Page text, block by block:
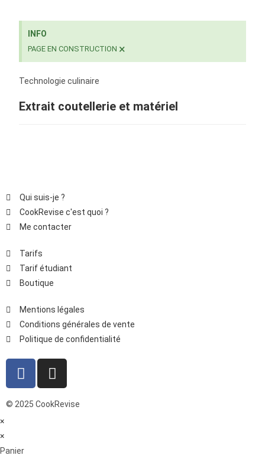
INFO
PAGE EN CONSTRUCTION ×
Technologie culinaire
Extrait coutellerie et matériel
Qui suis-je ?
CookRevise c'est quoi ?
Me contacter
Tarifs
Tarif étudiant
Boutique
Mentions légales
Conditions générales de vente
Politique de confidentialité
© 2025 CookRevise
×
×
Panier